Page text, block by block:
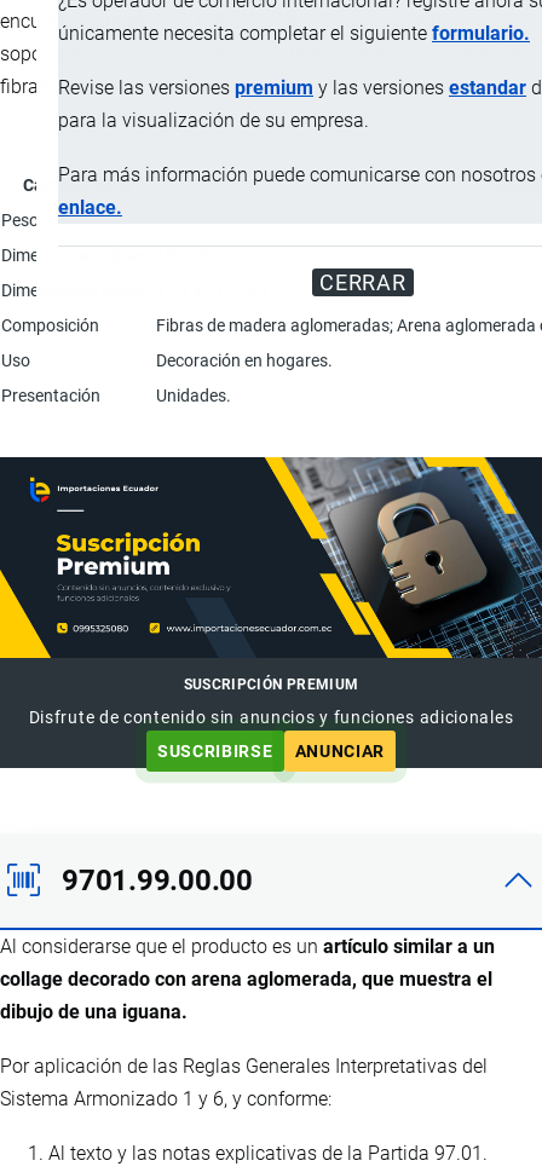
únicamente necesita completar el siguiente formulario.
Revise las versiones premium y las versiones estandar
para la visualización de su empresa.
Para más información puede comunicarse con nosotros
enlace.
CERRAR
encuentra pintada una figura de iguana, se encuentra
soportado sobre otro tablero recortado en forma cuadrada de
fibras de madera aglomeradas y pintadas de color negro.
Característica
Peso
Dimensiones tablero
Dimensiones figura
Composición
Fibras de madera aglomeradas; Arena
Uso
Decoración en hogares.
Presentación
Unidades.
SUSCRIPCIÓN PREMIUM
Disfrute de contenido sin anuncios y funciones adicionales
SUSCRIBIRSE
ANUNCIAR
9701.99.00.00
Al considerarse que el producto es un artículo similar a un
collage decorado con arena aglomerada, que muestra el
dibujo de una iguana.
Por aplicación de las Reglas Generales Interpretativas del
Sistema Armonizado 1 y 6, y conforme:
Al texto y las notas explicativas de la Partida 97.01.